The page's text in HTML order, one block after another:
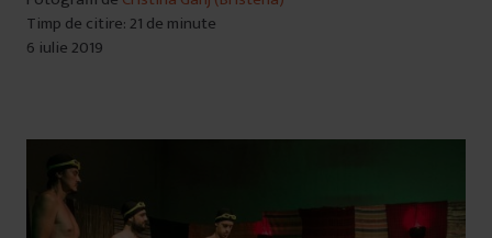
Timp de citire: 21 de minute
6 iulie 2019